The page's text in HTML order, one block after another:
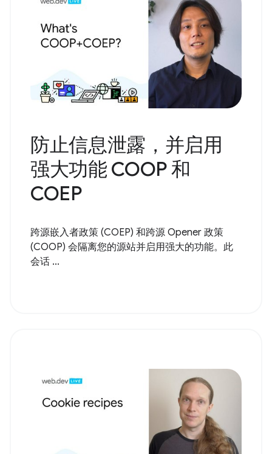
防止信息泄露，并启用
强大功能 COOP 和
COEP
跨源嵌入者政策 (COEP) 和跨源 Opener 政策
(COOP) 会隔离您的源站并启用强大的功能。此
会话 ...